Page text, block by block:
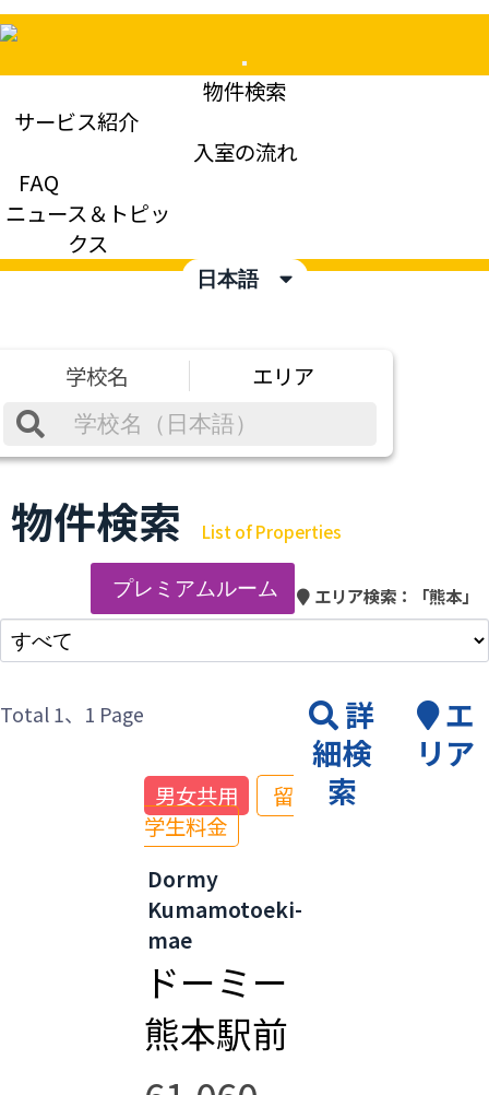
Mobile
Menu
物件検索
サービス紹介
入室の流れ
FAQ
ニュース＆トピッ
クス
日本語
学校名 エリア
物件検索 List of Properties
エリア検索： 「熊本」
プレミアムルーム
Total 1、1 Page
詳
細検
索
エ
リア
男女共用
留
学生料金
Dormy
Kumamotoeki-
mae
ドーミー
熊本駅前